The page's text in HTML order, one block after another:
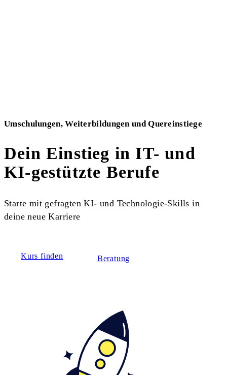
Umschulungen, Weiterbildungen und Quereinstiege
Dein Einstieg in IT- und
KI-gestützte Berufe
Starte mit gefragten KI- und Technologie-Skills in
deine neue Karriere
Kurs finden Beratung